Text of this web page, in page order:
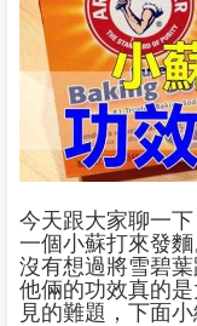
今天跟大家聊一
一個小蘇打來發
沒有想過將雪碧
他倆的功效真的
見的難題，下面